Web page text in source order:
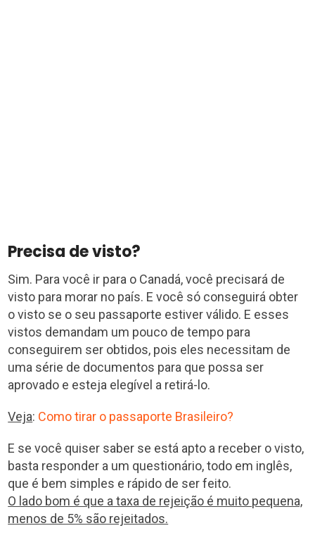
Precisa de visto?
Sim. Para você ir para o Canadá, você precisará de
visto para morar no país. E você só conseguirá obter
o visto se o seu passaporte estiver válido. E esses
vistos demandam um pouco de tempo para
conseguirem ser obtidos, pois eles necessitam de
uma série de documentos para que possa ser
aprovado e esteja elegível a retirá-lo.
Veja: Como tirar o passaporte Brasileiro?
E se você quiser saber se está apto a receber o visto,
basta responder a um questionário, todo em inglês,
que é bem simples e rápido de ser feito.
O lado bom é que a taxa de rejeição é muito pequena,
menos de 5% são rejeitados.